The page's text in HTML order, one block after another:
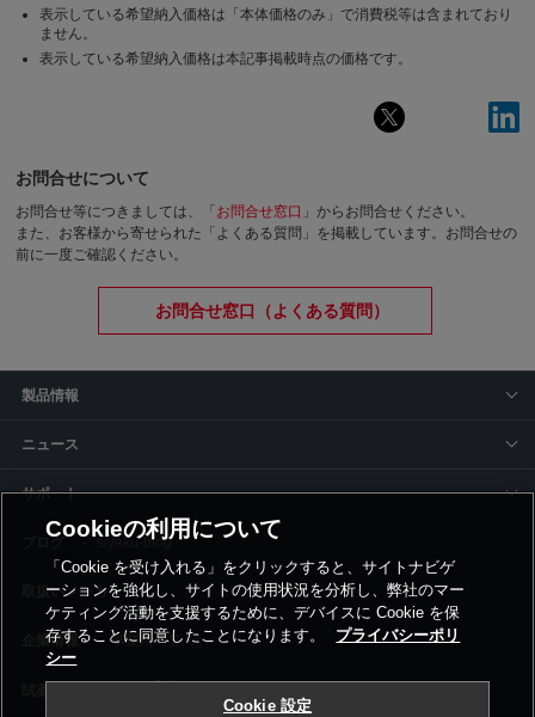
表示している希望納入価格は「本体価格のみ」で消費税等は含まれており
ません。
表示している希望納入価格は本記事掲載時点の価格です。
お問合せについて
お問合せ等につきましては、「 お問合せ窓口 」からお問合せください。
また、お客様から寄せられた「よくある質問」を掲載しています。お問合せの
前に一度ご確認ください。
お問合せ窓口（よくある質問）
製品情報
ニュース
サポート
siyaku-blog
取扱いメーカー
事業所一覧
Cookieの利用について
「Cookie を受け入れる」をクリックすると、サイトナビゲ
ーションを強化し、サイトの使用状況を分析し、弊社のマー
ケティング活動を支援するために、デバイスに Cookie を保
存することに同意したことになります。
プライバシーポリ
シー
Cookie 設定